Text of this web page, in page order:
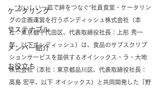
ケータリング
サステナブル
メンバー紹介
お役立ち
“おいしい一皿で絆をつなぐ”社員食堂・ケータリン
グの企画運営を行うボンディッシュ株式会社（本
社：東京都千代田区、代表取締役社長：上形 秀一
郎　以下ボンディッシュ）は、食品のサブスクリプ
ションサービスを提供するオイシックス・ラ・大地
株式会社（本社：東京都品川区、代表取締役社長：
高島 宏平、以下 オイシックス）と共同開発した「野